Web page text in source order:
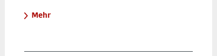
Mehr